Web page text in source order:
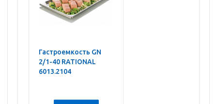
Гастроемкость GN
2/1-40 RATIONAL
6013.2104